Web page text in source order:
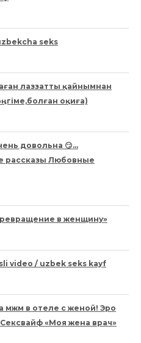
seks
лаззатты қайнымнан
оқиға)
довольна 😏…
рассказы Любовные
в женщину»
video / uzbek seks kayf
мжм в отеле с женой! Эро
«Моя жена врач»